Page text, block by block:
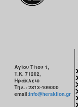
Αγίου Τίτου 1,
Τ.Κ. 71202,
Ηράκλειο
Τηλ.: 2813-409000
email:info@heraklion.gr